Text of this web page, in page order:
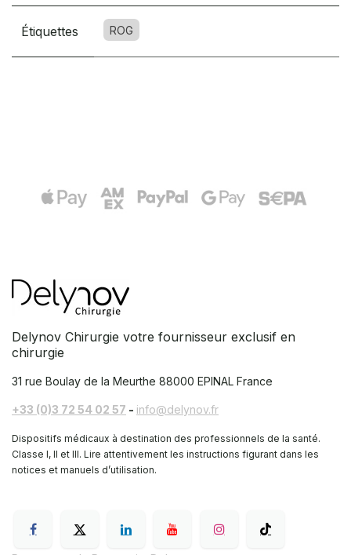
Étiquettes ROG
Delynov Chirurgie votre fournisseur exclusif en
chirurgie
31 rue Boulay de la Meurthe 88000 EPINAL France
+33 (0)3 72 54 02 57 - info@delynov.fr
Dispositifs médicaux à destination des professionnels de la santé.
Classe I, II et III. Lire attentivement les instructions figurant dans les
notices et manuels d’utilisation.